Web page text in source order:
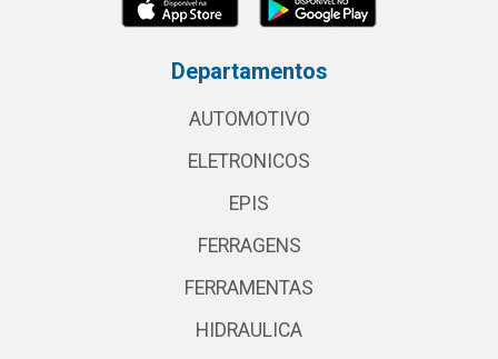
Departamentos
AUTOMOTIVO
ELETRONICOS
EPIS
FERRAGENS
FERRAMENTAS
HIDRAULICA